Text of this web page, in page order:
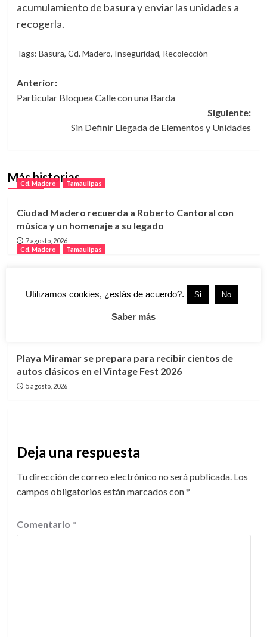
acumulamiento de basura y enviar las unidades a
recogerla.
Tags: Basura, Cd. Madero, Inseguridad, Recolección
Navegación
de
entradas
Anterior:
Particular Bloquea Calle con una Barda
Siguiente:
Sin Definir Llegada de Elementos y Unidades
Más historias
Cd. Madero Tamaulipas
Ciudad Madero recuerda a Roberto Cantoral con
música y un homenaje a su legado
7 agosto, 2026
Cd. Madero
Tamaulipas
bienestar y la autonomía de mujeres en Ciudad
Playa Miramar se prepara para recibir cientos de
autos clásicos en el Vintage Fest 2026
5 agosto, 2026
Deja una respuesta
Tu dirección de correo electrónico no será publicada. Los
campos obligatorios están marcados con*
Comentario *
Utilizamos cookies, ¿estás de acuerdo?. Si No
Saber más